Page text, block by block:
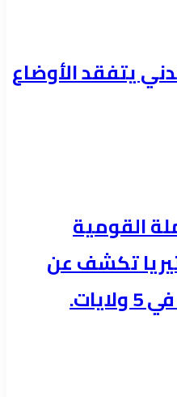
يتفقد الأوضاع
القومية
تكشف عن